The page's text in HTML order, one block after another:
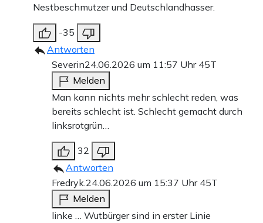
Nestbeschmutzer und Deutschlandhasser.
-35
Antworten
Severin24.06.2026 um 11:57 Uhr 45T
Melden
Man kann nichts mehr schlecht reden, was
bereits schlecht ist. Schlecht gemacht durch
linksrotgrün…
32
Antworten
Fredryk.24.06.2026 um 15:37 Uhr 45T
Melden
linke … Wutbürger sind in erster Linie